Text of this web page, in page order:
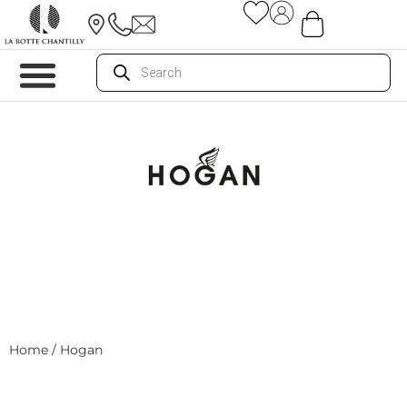
Home / Hogan